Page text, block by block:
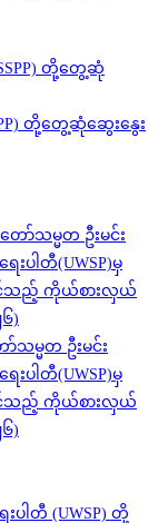
တို့တွေ့ဆုံဆွေးနွေး
သမ္မတ ဦးမင်း
ပါတီ(UWSP)မှ
ာင်သည့် ကိုယ်စားလှယ်
)